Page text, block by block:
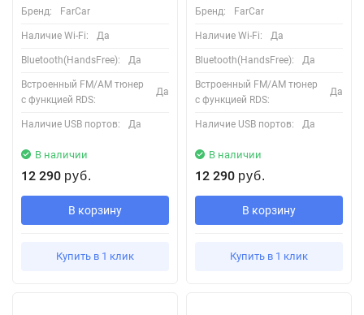
Бренд: FarCar
Наличие Wi-Fi: Да
Bluetooth(HandsFree): Да
Встроенный FM/AM тюнер
с функцией RDS:
Да
Наличие USB портов: Да
В наличии
12 290 руб.
В корзину
Купить в 1 клик
Бренд: FarCar
Наличие Wi-Fi: Да
Bluetooth(HandsFree): Да
Встроенный FM/AM тюнер
с функцией RDS:
Да
Наличие USB портов: Да
В наличии
12 290 руб.
В корзину
Купить в 1 клик